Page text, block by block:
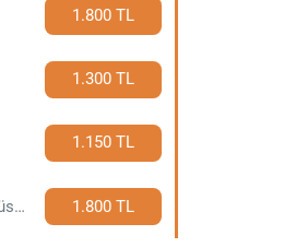
1.800 TL
1.300 TL
1.150 TL
Isparta - Kahramanmaraş Otobüs Bileti 1.800 TL